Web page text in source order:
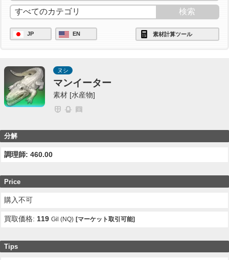
JP EN 素材計算ツール
ヌシ
マンイーター
素材 [水産物]
分解
調理師: 460.00
Price
購入不可
買取価格: 119 Gil (NQ) [マーケット取引可能]
Tips